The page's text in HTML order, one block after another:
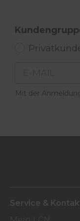
Mit der
Service &